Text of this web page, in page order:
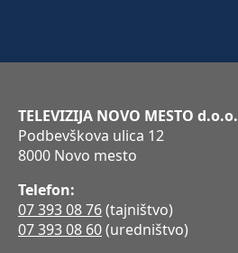
TELEVIZIJA NOVO MESTO d.o.o.
Podbevškova ulica 12
8000 Novo mesto
Telefon:
07 393 08 76(tajništvo)
07 393 08 60(uredništvo)